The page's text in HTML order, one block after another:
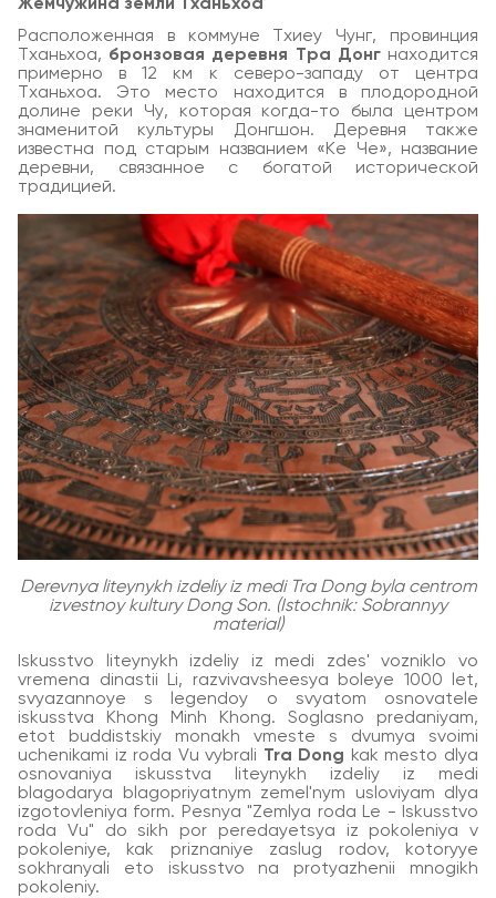
Жемчужина земли Тханьхоа
Расположенная в коммуне Тхиеу Чунг, провинция
Тханьхоа, бронзовая деревня Тра Донгнаходится
примерно в 12 км к северо-западу от центра
Тханьхоа. Это место находится в плодородной
долине реки Чу, которая когда-то была центром
знаменитой культуры Донгшон. Деревня также
известна под старым названием «Ке Че», название
деревни, связанное с богатой исторической
традицией.
Derevnya liteynykh izdeliy iz medi Tra Dong byla centrom
izvestnoy kultury Dong Son. (Istochnik: Sobrannyy
material)
Iskusstvo liteynykh izdeliy iz medi zdes' vozniklo vo
vremena dinastii Li, razvivavsheesya boleye 1000 let,
svyazannoye s legendoy o svyatom osnovatele
iskusstva Khong Minh Khong. Soglasno predaniyam,
etot buddistskiy monakh vmeste s dvumya svoimi
uchenikami iz roda Vu vybrali Tra Dong kak mesto dlya
osnovaniya iskusstva liteynykh izdeliy iz medi
blagodarya blagopriyatnym zemel'nym usloviyam dlya
izgotovleniya form. Pesnya "Zemlya roda Le - Iskusstvo
roda Vu" do sikh por peredayetsya iz pokoleniya v
pokoleniye, kak priznaniye zaslug rodov, kotoryye
sokhranyali eto iskusstvo na protyazhenii mnogikh
pokoleniy.